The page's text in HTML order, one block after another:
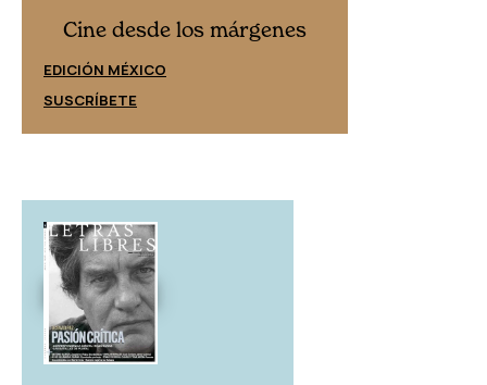
Cine desde los márgenes
EDICIÓN MÉXICO
SUSCRÍBETE